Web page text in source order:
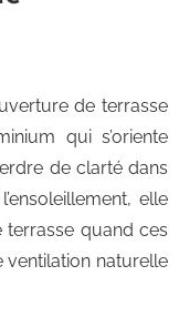
de terrasse
qui s’oriente
de clarté dans
elle
quand ces
ventilation naturelle